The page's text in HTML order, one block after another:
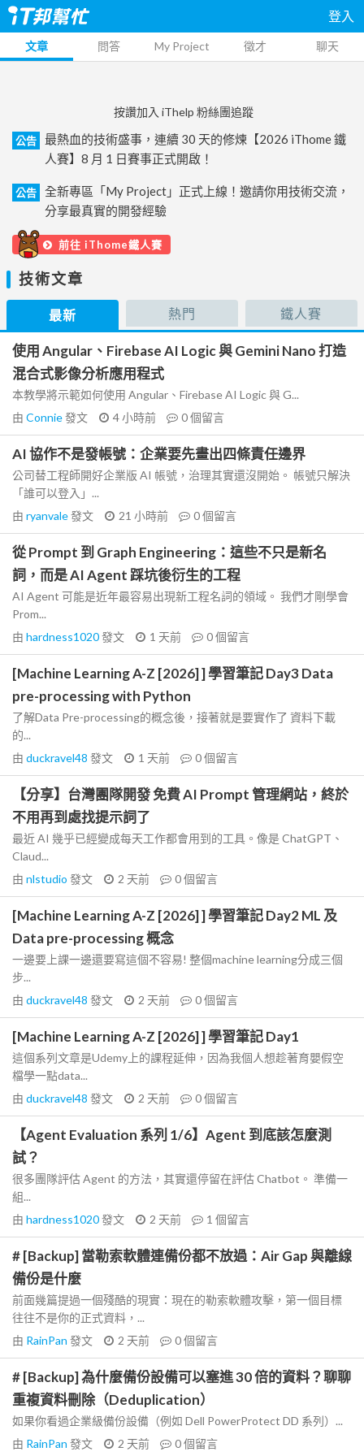
登入
文章 問答 My Project 徵才 聊天
按讚加入 iThelp 粉絲團追蹤
公告
最熱血的技術盛事，連續 30 天的修煉【2026 iThome 鐵
人賽】8 月 1 日賽事正式開啟！
公告
全新專區「My Project」正式上線！邀請你用技術交流，
分享最真實的開發經驗
前往 iThome鐵人賽
技術文章
最新 熱門 鐵人賽
使用 Angular、Firebase AI Logic 與 Gemini Nano 打造
混合式影像分析應用程式
本教學將示範如何使用 Angular、Firebase AI Logic 與 G...
由 Connie發文 4 小時前 0個留言
AI 協作不是發帳號：企業要先畫出四條責任邊界
公司替工程師開好企業版 AI 帳號，治理其實還沒開始。 帳號只解決
「誰可以登入」...
由 ryanvale發文 21 小時前 0個留言
從 Prompt 到 Graph Engineering：這些不只是新名
詞，而是 AI Agent 踩坑後衍生的工程
AI Agent 可能是近年最容易出現新工程名詞的領域。 我們才剛學會
Prom...
由 hardness1020發文 1 天前 0個留言
[Machine Learning A-Z [2026] ] 學習筆記 Day3 Data
pre-processing with Python
了解Data Pre-processing的概念後，接著就是要實作了 資料下載
的...
由 duckravel48 發文 1 天前 0個留言
【分享】台灣團隊開發 免費 AI Prompt 管理網站，終於
不用再到處找提示詞了
最近 AI 幾乎已經變成每天工作都會用到的工具。像是 ChatGPT、
Claud...
由 nlstudio 發文 2 天前 0個留言
[Machine Learning A-Z [2026] ] 學習筆記 Day2 ML 及
Data pre-processing 概念
一邊要上課一邊還要寫這個不容易! 整個machine learning分成三個
步...
由 duckravel48 發文 2 天前 0個留言
[Machine Learning A-Z [2026] ] 學習筆記 Day1
這個系列文章是Udemy上的課程延伸，因為我個人想趁著育嬰假空
檔學一點data...
由 duckravel48 發文 2 天前 0個留言
【Agent Evaluation 系列 1/6】Agent 到底該怎麼測
試？
很多團隊評估 Agent 的方法，其實還停留在評估 Chatbot。 準備一
組...
由 hardness1020發文 2 天前 1 個留言
# [Backup] 當勒索軟體連備份都不放過：Air Gap 與離線
備份是什麼
前面幾篇提過一個殘酷的現實：現在的勒索軟體攻擊，第一個目標
往往不是你的正式資料，...
由 RainPan 發文 2 天前 0個留言
# [Backup] 為什麼備份設備可以塞進 30 倍的資料？聊聊
重複資料刪除（Deduplication）
如果你看過企業級備份設備（例如 Dell PowerProtect DD 系列）...
由 RainPan 發文 2 天前 0個留言